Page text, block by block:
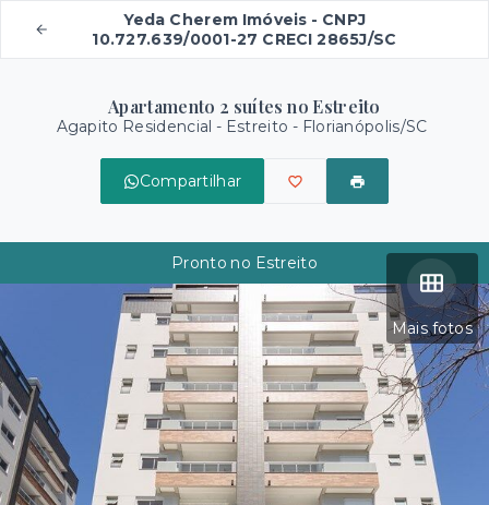
Yeda Cherem Imóveis - CNPJ
10.727.639/0001-27 CRECI 2865J/SC
Apartamento 2 suítes no Estreito
Agapito Residencial - Estreito - Florianópolis/SC
Compartilhar
Mais fotos
Pronto no Estreito